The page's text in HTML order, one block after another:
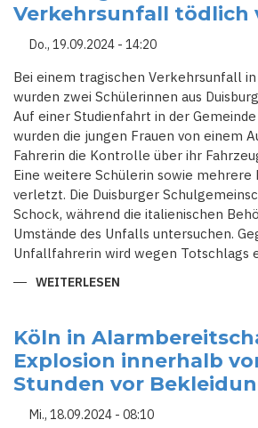
VISIER
DER
ORGANISIERTEN
KRIMINALITÄT
Verkehrsunfall tödlich
Do., 19.09.2024 - 14:20
Bei einem tragischen Verkehrsunfall
wurden zwei Schülerinnen aus
Auf einer Studienfahrt in der Gemeinde
wurden die jungen Frauen von einem
Fahrerin die Kontrolle über ihr
Eine weitere Schülerin sowie mehrere
verletzt. Die Duisburger
Schock, während die italienischen
Umstände des Unfalls untersuchen.
Unfallfahrerin wird wegen Totschlags
WEITERLESEN
TOSKANA:
ZWEI
DUISBURGER
SCHÜLERINNEN
BEI
VERKEHRSUNFALL
TÖDLICH
VERUNGLÜCKT
Köln in
Explosion innerhalb
Stunden vor
Mi., 18.09.2024 - 08:10